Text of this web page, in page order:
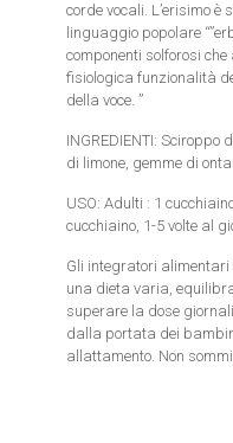
corde vocali. L’erisimo è
linguaggio popolare
componenti solforosi
fisiologica funzionalità
della voce. ”
INGREDIENTI: Sciroppo
di limone, gemme di
USO: Adulti : 1
cucchiaino, 1-5 volte al
Gli integratori alimentari
una dieta varia,
superare la dose
dalla portata dei
allattamento. Non